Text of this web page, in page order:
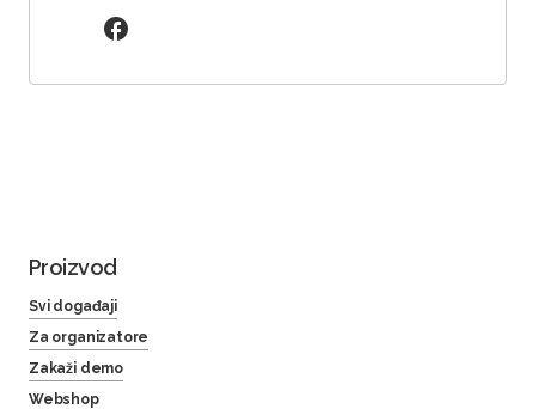
Proizvod
Svi događaji
Za organizatore
Zakaži demo
Webshop